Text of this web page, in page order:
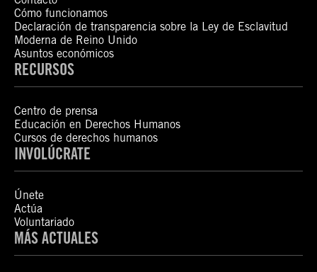
Cómo funcionamos
Declaración de transparencia sobre la Ley de Esclavitud
Moderna de Reino Unido
Asuntos económicos
RECURSOS
Centro de prensa
Educación en Derechos Humanos
Cursos de derechos humanos
INVOLÚCRATE
Únete
Actúa
Voluntariado
MÁS ACTUALES